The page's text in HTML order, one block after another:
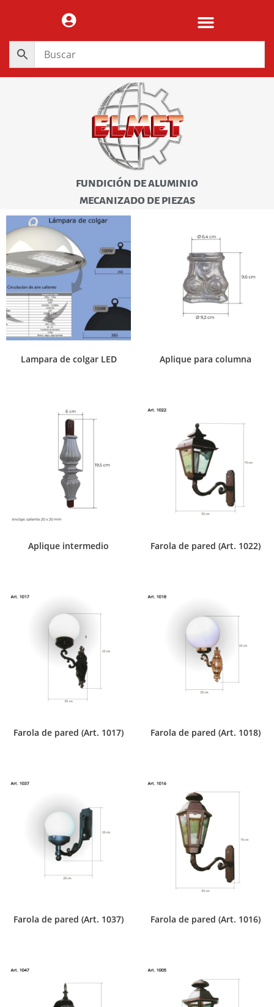
FUNDICIÓN DE ALUMINIO
MECANIZADO DE PIEZAS
Lampara de colgar LED Aplique para columna
Aplique intermedio Farola de pared (Art. 1022)
Farola de pared (Art. 1017) Farola de pared (Art. 1018)
Farola de pared (Art. 1037) Farola de pared (Art. 1016)